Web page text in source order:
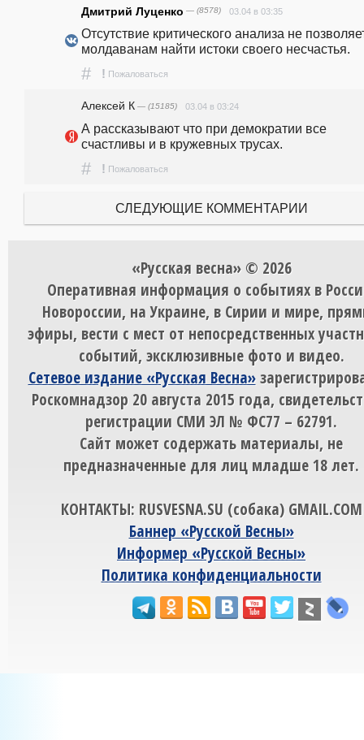
Дмитрий Луценко — (8578) 03.04 в 03:35
Отсутствие критического анализа не
молдаванам найти истоки своего несчастья.
# ! Пожаловаться
Алексей К — (15185) 03.04 в 03:24
А рассказывают что при демократии все
счастливы и в кружевных трусах.
# ! Пожаловаться
СЛЕДУЮЩИЕ КОММЕНТАРИИ
«Русская весна» © 2026
Оперативная информация о событиях в
Новороссии, на Украине, в Сирии и мире,
эфиры, вести с мест от непосредственных
событий, эксклюзивные фото и видео.
Сетевое издание «Русская Весна»
Роскомнадзор 20 августа 2015 года,
регистрации СМИ ЭЛ № ФС77 – 62791.
Сайт может содержать материалы, не
предназначенные для лиц младше 18 лет.
КОНТАКТЫ: RUSVESNA.SU (собака) GMAIL.COM
Баннер «Русской Весны»
Информер «Русской Весны»
Политика конфиденциальности